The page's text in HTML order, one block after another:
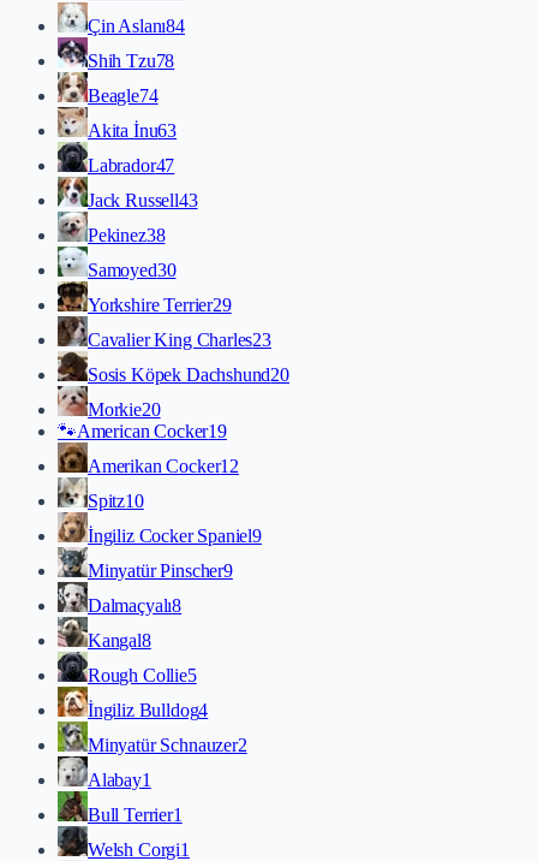
Çin Aslanı84
Shih Tzu78
Beagle74
Akita İnu63
Labrador47
Jack Russell43
Pekinez38
Samoyed30
Yorkshire Terrier29
Cavalier King Charles23
Sosis Köpek Dachshund20
Morkie20
🐾American Cocker19
Amerikan Cocker12
Spitz10
İngiliz Cocker Spaniel9
Minyatür Pinscher9
Dalmaçyalı8
Kangal8
Rough Collie5
İngiliz Bulldog4
Minyatür Schnauzer2
Alabay1
Bull Terrier1
Welsh Corgi1